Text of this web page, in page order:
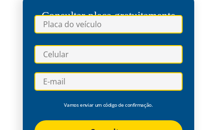
Consultar placa gratuitamente
Vamos enviar um código de confirmação.